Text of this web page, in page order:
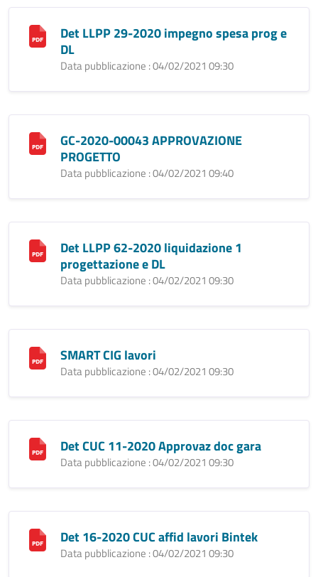
Det LLPP 29-2020 impegno spesa prog e
DL
Data pubblicazione : 04/02/2021 09:30
GC-2020-00043 APPROVAZIONE
PROGETTO
Data pubblicazione : 04/02/2021 09:40
Det LLPP 62-2020 liquidazione 1
progettazione e DL
Data pubblicazione : 04/02/2021 09:30
SMART CIG lavori
Data pubblicazione : 04/02/2021 09:30
Det CUC 11-2020 Approvaz doc gara
Data pubblicazione : 04/02/2021 09:30
Det 16-2020 CUC affid lavori Bintek
Data pubblicazione : 04/02/2021 09:30